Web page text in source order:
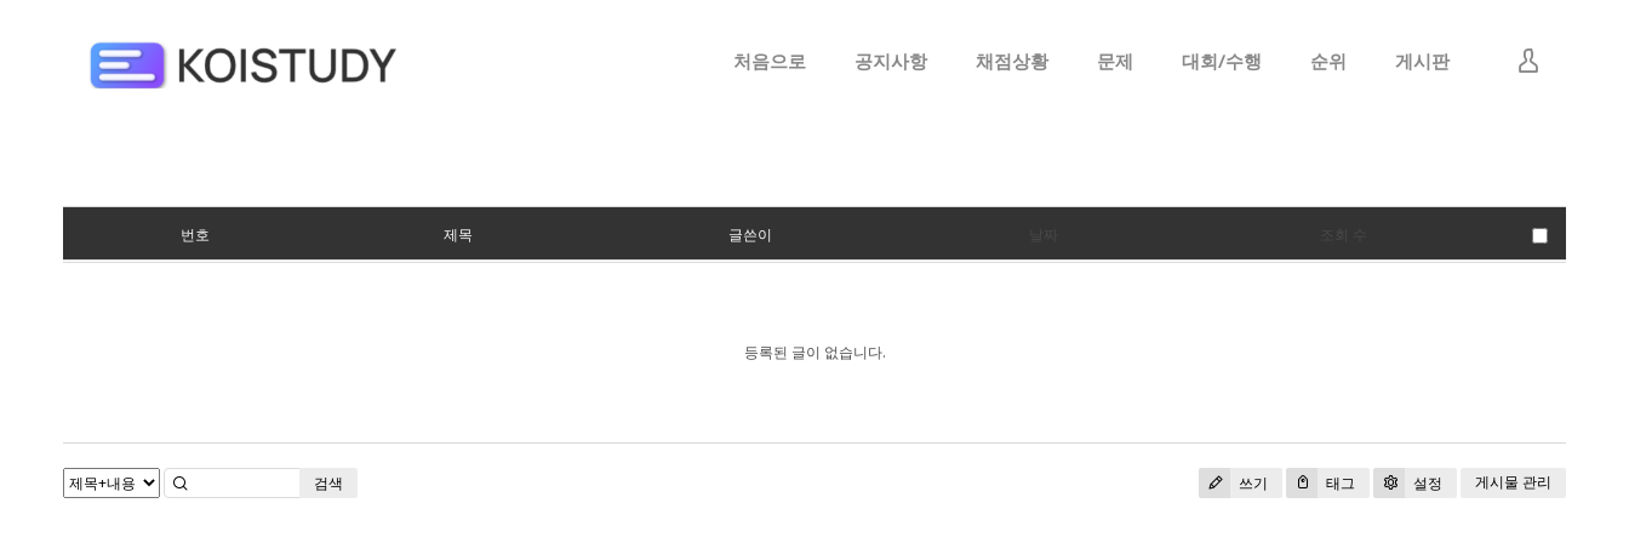
처음으로 공지사항 채점상황 문제 대회/수행 순위 게시판
번호 제목 글쓴이
등록된 글이 없습니다.
쓰기 태그 설정 게시물 관리
검색